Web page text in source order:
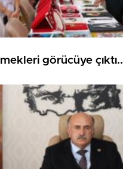
görücüye çıktı..